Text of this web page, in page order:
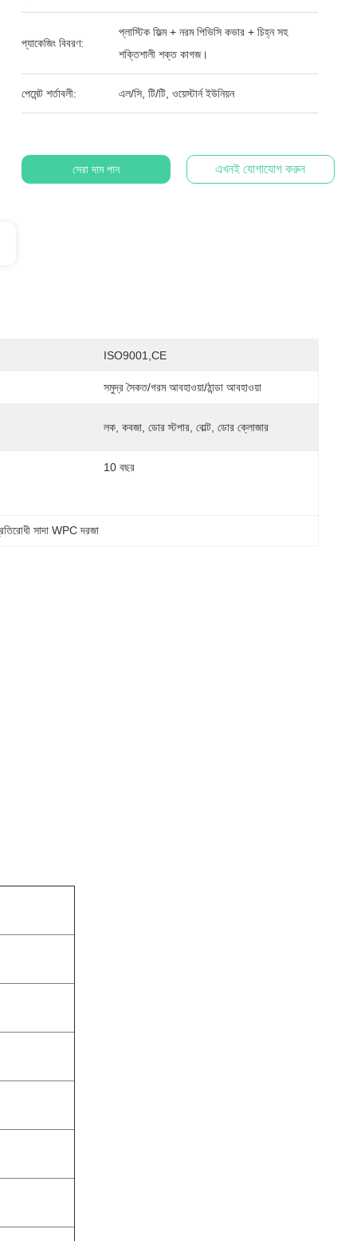
প্যাকেজিং বিবরণ:
প্লাস্টিক ফিল্ম + নরম পিভিসি কভার + চিহ্ন সহ
শক্তিশালী শক্ত কাগজ।
পেমেন্ট শর্তাবলী: এল/সি, টি/টি, ওয়েস্টার্ন ইউনিয়ন
সেরা দাম পান এখনই যোগাযোগ করুন
ISO9001,CE
সমুদ্র সৈকত/গরম আবহাওয়া/ঠান্ডা আবহাওয়া
লক, কবজা, ডোর স্টপার, বোল্ট, ডোর ক্লোজার
10 বছর
সাদা WPC দরজা